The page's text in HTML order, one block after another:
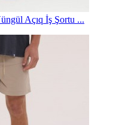
Açıq İş Şortu ...